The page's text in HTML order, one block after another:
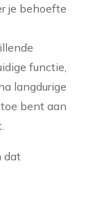
je behoefte
functie,
langdurige
bent aan
dat